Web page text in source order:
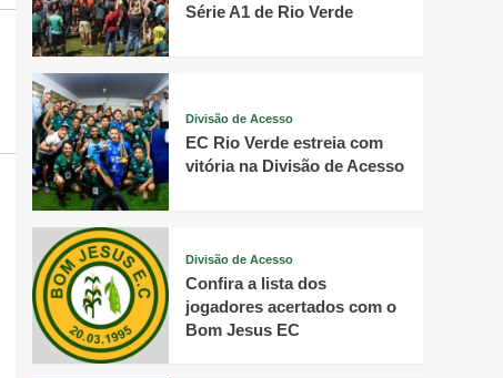
Série A1 de Rio Verde
Divisão de Acesso
EC Rio Verde estreia com
vitória na Divisão de Acesso
Divisão de Acesso
Confira a lista dos
jogadores acertados com o
Bom Jesus EC